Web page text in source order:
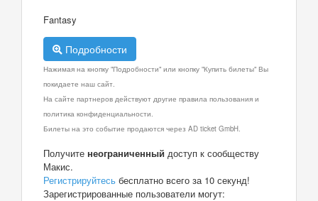
Fantasy
Подробности
Нажимая на кнопку "Подробности" или кнопку "Купить билеты" Вы
покидаете наш сайт.
На сайте партнеров действуют другие правила пользования и
политика конфиденциальности.
Билеты на это событие продаются через AD ticket GmbH.
Получите неограниченный доступ к сообществу
Макис.
Регистрируйтесь бесплатно всего за 10 секунд!
Зарегистрированные пользователи могут: